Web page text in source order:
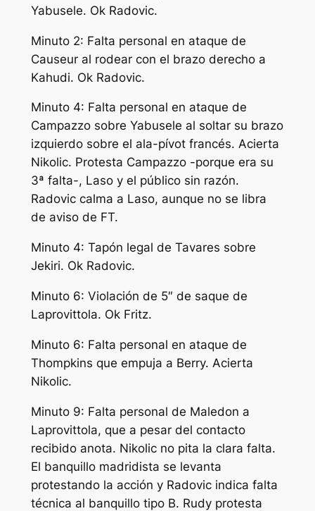
Yabusele. Ok Radovic.
Minuto 2: Falta personal en ataque de
Causeur al rodear con el brazo derecho a
Kahudi. Ok Radovic.
Minuto 4: Falta personal en ataque de
Campazzo sobre Yabusele al soltar su brazo
izquierdo sobre el ala-pívot francés. Acierta
Nikolic. Protesta Campazzo -porque era su
3ª falta-, Laso y el público sin razón.
Radovic calma a Laso, aunque no se libra
de aviso de FT.
Minuto 4: Tapón legal de Tavares sobre
Jekiri. Ok Radovic.
Minuto 6: Violación de 5″ de saque de
Laprovittola. Ok Fritz.
Minuto 6: Falta personal en ataque de
Thompkins que empuja a Berry. Acierta
Nikolic.
Minuto 9: Falta personal de Maledon a
Laprovittola, que a pesar del contacto
recibido anota. Nikolic no pita la clara falta.
El banquillo madridista se levanta
protestando la acción y Radovic indica falta
técnica al banquillo tipo B. Rudy protesta